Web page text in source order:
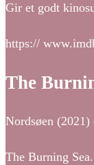
Gir et godt
https://
The
Nordsøen
The Burning